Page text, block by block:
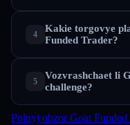
Kakie torgovye
Funded Trader?
Vozvrashchaet li
challenge?
Polnyj obzor Goat Funded